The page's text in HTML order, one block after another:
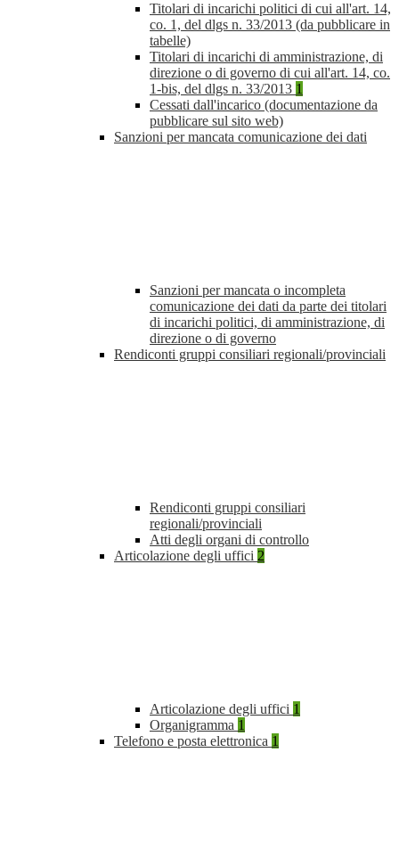
Titolari di incarichi politici di cui all'art. 14,
co. 1, del dlgs n. 33/2013 (da pubblicare in
tabelle)
Titolari di incarichi di amministrazione, di
direzione o di governo di cui all'art. 14, co.
1-bis, del dlgs n. 33/2013 1
Cessati dall'incarico (documentazione da
pubblicare sul sito web)
Sanzioni per mancata comunicazione dei dati
Sanzioni per mancata o incompleta
comunicazione dei dati da parte dei titolari
di incarichi politici, di amministrazione, di
direzione o di governo
Rendiconti gruppi consiliari regionali/provinciali
Rendiconti gruppi consiliari
regionali/provinciali
Atti degli organi di controllo
Articolazione degli uffici 2
Articolazione degli uffici 1
Organigramma 1
Telefono e posta elettronica 1